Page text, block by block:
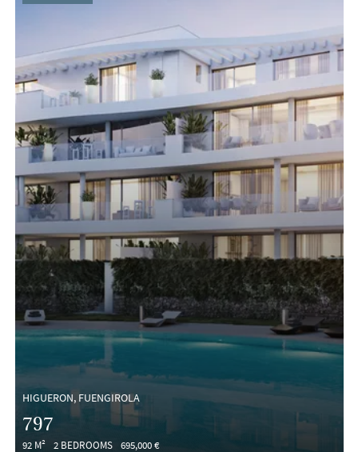
HIGUERON, FUENGIROLA
797
92 M² 2 BEDROOMS 695,000 €